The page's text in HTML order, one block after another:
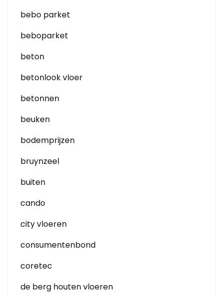
bebo parket
beboparket
beton
betonlook vloer
betonnen
beuken
bodemprijzen
bruynzeel
buiten
cando
city vloeren
consumentenbond
coretec
de berg houten vloeren